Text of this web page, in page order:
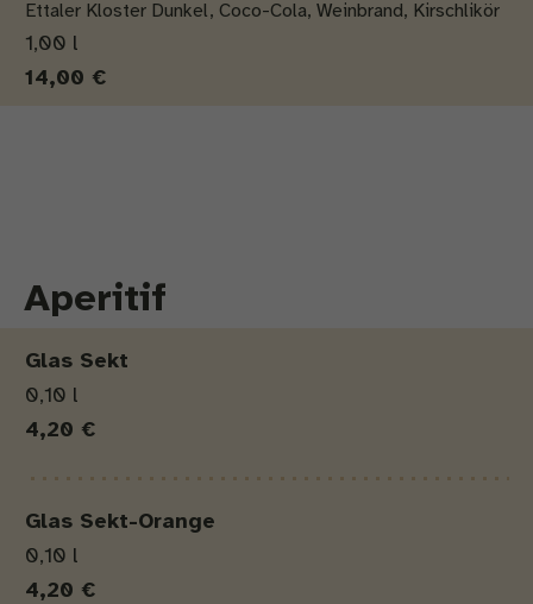
Ettaler Kloster Dunkel, Coco-Cola, Weinbrand, Kirschlikör
1,00 l
14,00 €
Aperitif
Glas Sekt
0,10 l
4,20 €
Glas Sekt-Orange
0,10 l
4,20 €